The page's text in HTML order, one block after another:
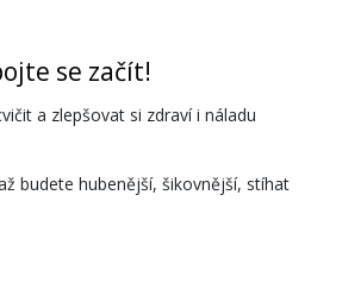
se začít!
a zlepšovat si zdraví i náladu
budete hubenější, šikovnější, stíhat